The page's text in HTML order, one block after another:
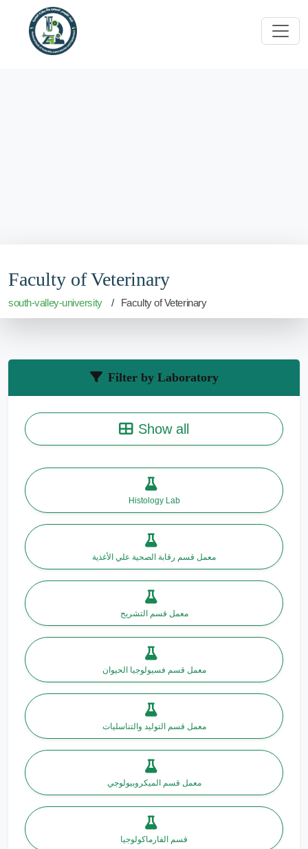
Faculty of Veterinary
south-valley-university Faculty of Veterinary
Filter by Laboratory
Show all
Histology Lab
معمل قسم رقابة الصحية علي الأغذية
معمل قسم التشريح
معمل قسم فسيولوجيا الحيوان
معمل قسم التوليد والتناسليات
معمل قسم الميكروبيولوجي
قسم الفارماكولوجيا